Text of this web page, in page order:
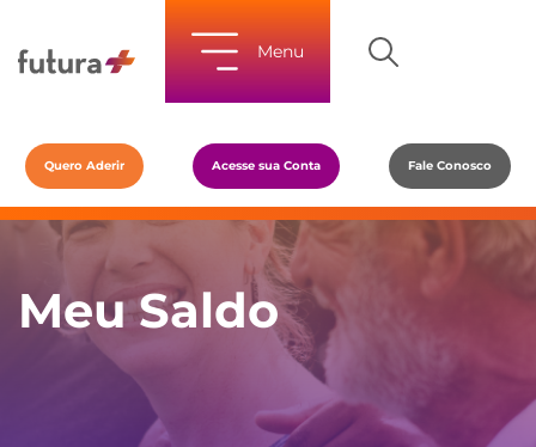
Menu
Quero Aderir Acesse sua Conta Fale Conosco
Meu Saldo